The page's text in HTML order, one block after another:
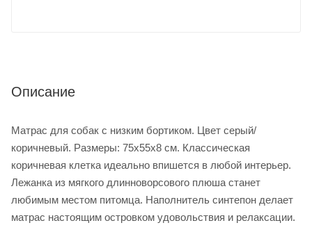
Описание
Матрас для собак с низким бортиком. Цвет серый/
коричневый. Размеры: 75х55х8 см. Классическая
коричневая клетка идеально впишется в любой интерьер.
Лежанка из мягкого длинноворсового плюша станет
любимым местом питомца. Наполнитель синтепон делает
матрас настоящим островком удовольствия и релаксации.